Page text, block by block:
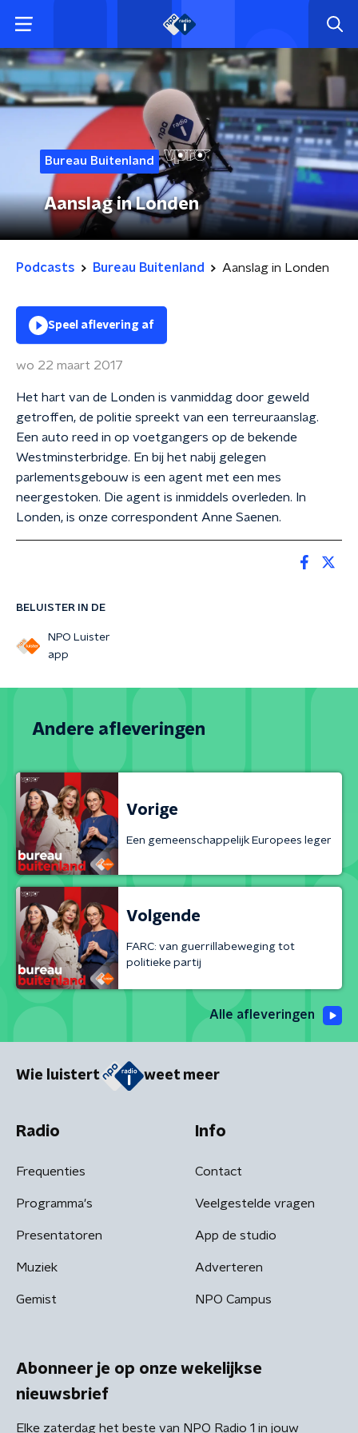
Bureau Buitenland
Aanslag in Londen
Podcasts Bureau Buitenland Aanslag in Londen
BELUISTER IN DE
NPO Luister
app
Speel aflevering af
wo 22 maart 2017
Het hart van de Londen is vanmiddag door geweld
getroffen, de politie spreekt van een terreuraanslag.
Een auto reed in op voetgangers op de bekende
Westminsterbridge. En bij het nabij gelegen
parlementsgebouw is een agent met een mes
neergestoken. Die agent is inmiddels overleden. In
Londen, is onze correspondent Anne Saenen.
Andere afleveringen
Vorige
Een gemeenschappelijk Europees leger
Volgende
FARC: van guerrillabeweging tot
politieke partij
Alle afleveringen
Wie luistert weet meer
Radio
Frequenties
Programma's
Presentatoren
Muziek
Gemist
Info
Contact
Veelgestelde vragen
App de studio
Adverteren
NPO Campus
Abonneer je op onze wekelijkse
nieuwsbrief
Elke zaterdag het beste van NPO Radio 1 in jouw